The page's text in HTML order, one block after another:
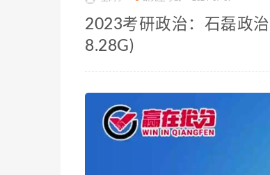
2023考研政治：石磊政
8.28G)